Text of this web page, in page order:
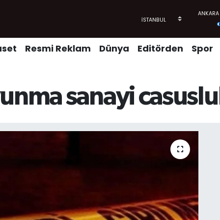
Resmi Reklam Dünya Editörden Spor
sanayi